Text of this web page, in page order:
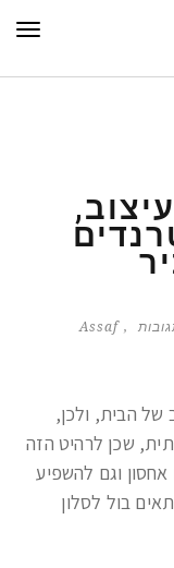
Assaf
של הבית, ולכן,
שכן לרהיט הזה
וגם להשפיע
בול לסלון